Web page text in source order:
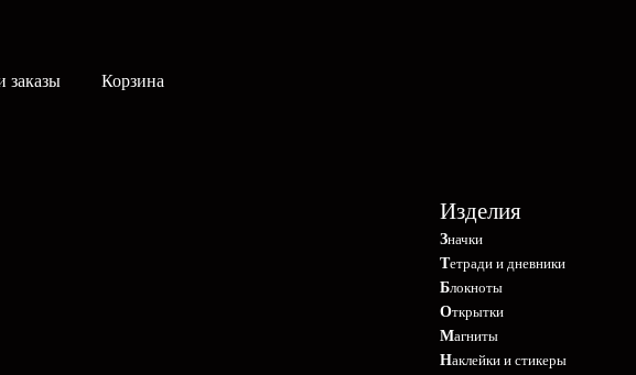
заказы Корзина
Изделия
Значки
Тетради и дневники
Блокноты
Открытки
Магниты
Наклейки и стикеры